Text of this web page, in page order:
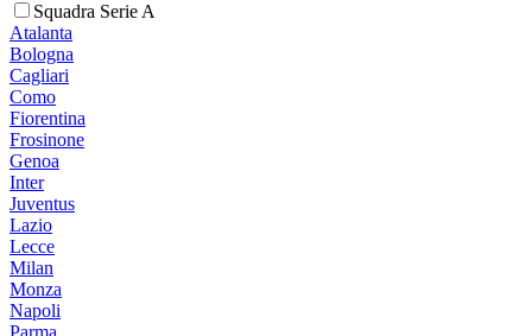
Squadra Serie A
Atalanta
Bologna
Cagliari
Como
Fiorentina
Frosinone
Genoa
Inter
Juventus
Lazio
Lecce
Milan
Monza
Napoli